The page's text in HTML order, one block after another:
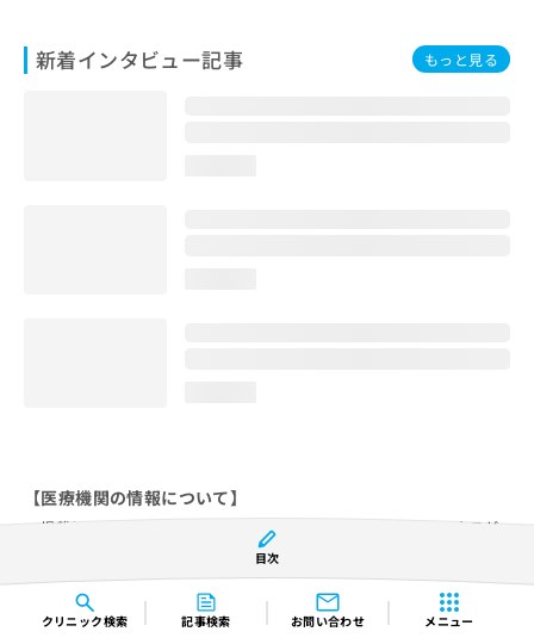
クリニック検索 記事検索 お問い合わせ メニュー
目次
新着インタビュー記事 もっと見る
【医療機関の情報について】
掲載している情報は、株式会社マイナビおよび株式会社ウェルネスが
独自に収集したものです。正確な情報に努めておりますが、内容を完
実際に検索された医療機関で受診を希望される場合は、必ず医療機関
に確認していただくことをお勧めします。